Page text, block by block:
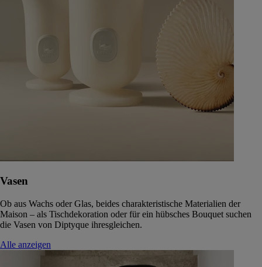
Vasen
Ob aus Wachs oder Glas, beides charakteristische Materialien der
Maison – als Tischdekoration oder für ein hübsches Bouquet suchen
die Vasen von Diptyque ihresgleichen.
Alle anzeigen